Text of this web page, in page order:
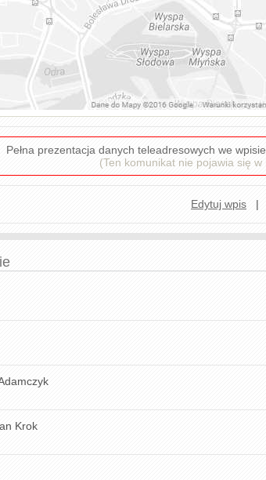
Pełna prezentacja danych teleadresowych we wpisie
(Ten komunikat nie pojawia się w
Edytuj wpis |
Krok